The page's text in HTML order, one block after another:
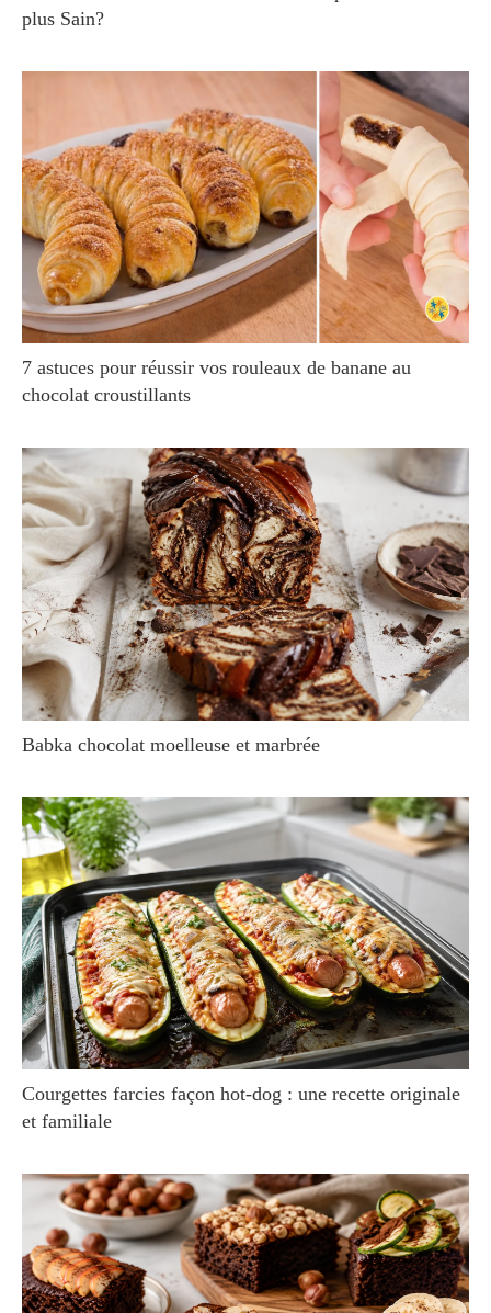
plus Sain?
7 astuces pour réussir vos rouleaux de banane au
chocolat croustillants
Babka chocolat moelleuse et marbrée
Courgettes farcies façon hot-dog : une recette originale
et familiale